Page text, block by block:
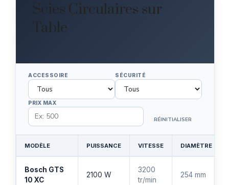
Scies Circulaires sur
Table
ACCESSOIRE SÉCURITÉ
PRIX MAX
RÉINITIALISER
MODÈLE PUISSANCE VITESSE DIAMÈTRE
Bosch GTS
10 XC
2100 W
3200
tr/min
254 mm